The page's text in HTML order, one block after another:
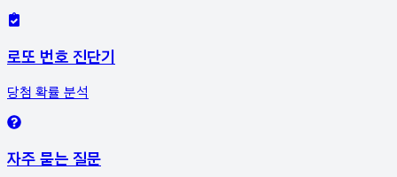
로또 번호 진단기
당첨 확률 분석
자주 묻는 질문